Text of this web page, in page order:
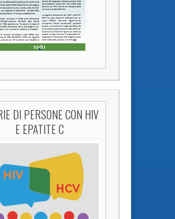
DI PERSONE CON HIV
E EPATITE C